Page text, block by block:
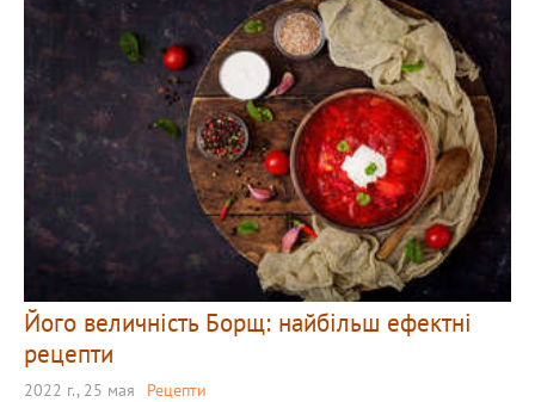
Його величність Борщ: найбільш ефектні
рецепти
2022 г., 25 мая Рецепти